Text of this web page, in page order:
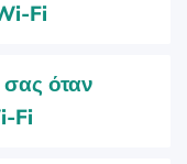
όταν